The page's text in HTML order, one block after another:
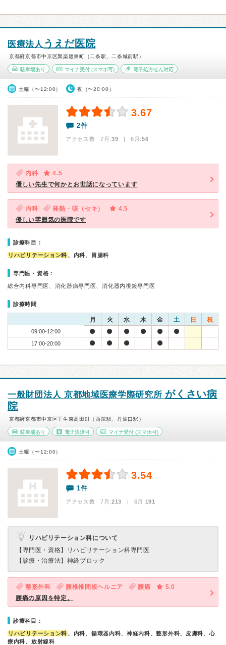
医療法人 うえだ医院
京都府京都市中京区聚楽廻東町（二条駅、二条城前駅）
駐車場あり マイナ受付(スマホ可) 電子処方せん対応
土曜（〜12:00） 夜（〜20:00）
3.67
2件
アクセス数 7月:39 | 6月:56
内科
4.5
優しい先生で何かとお世話になっています
内科 発熱・咳（セキ）
4.5
優しい雰囲気の医院です
診療科目：
リハビリテーション科 、内科、胃腸科
専門医・資格：
総合内科専門医、消化器病専門医、消化器内視鏡専門医
診療時間
月 火 水 木 金 土 日 祝
09:00-12:00
17:00-20:00
一般財団法人 京都地域医療学際研究所 がくさい病
院
京都府京都市中京区壬生東高田町（西院駅、丹波口駅）
駐車場あり 電子決済可 マイナ受付 (スマホ可)
土曜（〜12:00）
3.54
1件
アクセス数 7月:213 | 6月:191
リハビリテーション科について
【専門医・資格】
リハビリテーション科専門医
【診療・治療法】 神経ブロック
整形外科 腰椎椎間板ヘルニア 腰痛
5.0
腰痛の原因を特定。
診療科目：
リハビリテーション科 、内科、循環器内科、神経内科、整形外科、皮膚科、心
療内科、放射線科